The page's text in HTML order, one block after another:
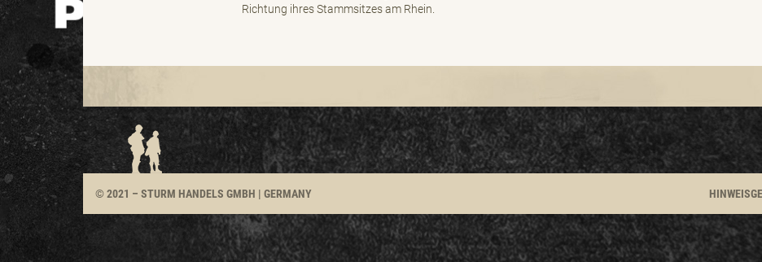
Richtung ihres Stammsitzes am Rhein.
© 2021 – STURM HANDELS GMBH | GERMANY